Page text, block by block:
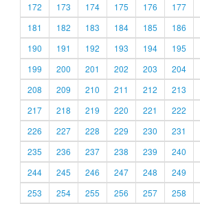
172
173 174 175 176 177
181
182 183 184 185 186
190
191 192 193 194 195
199
200 201 202 203 204
208
209 210 211 212 213
217
218 219 220 221 222
226
227 228 229 230 231
235
236 237 238 239 240
244
245 246 247 248 249
253
254 255 256 257 258